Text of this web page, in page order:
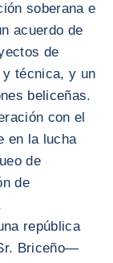
soberana e
acuerdo de
de
técnica, y un
beliceñas.
con el
en la lucha
de
de
república
Briceño—